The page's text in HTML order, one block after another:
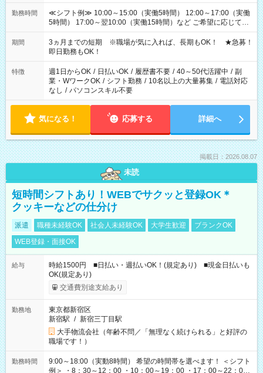
勤務時間
≪シフト例≫ 10:00～15:00（実働5時間） 12:00～17:00（実働
5時間） 17:00～翌10:00（実働15時間）など ご希望に応じて、
働く時間は調整できます！ お気軽に担当へ相談ください！
期間
3ヵ月までの短期 ※職場が気に入れば、長期もOK！ ★急募！
即日勤務もOK！
特徴 週1日からOK / 日払いOK / 履歴書不要 / 40～50代活躍中 / 副
業・WワークOK / シフト勤務 / 10名以上の大量募集 / 電話対応
なし / パソコンスキル不要
気になる！ 応募する 詳細へ
掲載日：2026.08.07
未読
短時間シフトあり！WEBでサクッと登録OK＊
クッキーなどの仕分け
派遣 職種未経験OK 社会人未経験OK 大学生歓迎
ブランクOK
WEB登録・面接OK
給与
時給1500円 ■日払い・週払いOK！(規定あり) ■現金日払いも
OK(規定あり)
交通費別途支給あり
勤務地
東京都新宿区
新宿駅 / 新宿三丁目駅
大手物流会社（年齢不問／「無理なく続けられる」と好評の
職場です！）
勤務時間
9:00～18:00（実動8時間） 希望の時間帯を選べます！ ＜シフト
例＞ ・8：30～12：00 ・10：00～19：00 ・17：00～22：00